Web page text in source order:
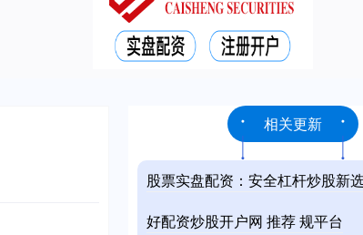
相关更新
股票实盘配资：安全杠杆炒股新
好配资炒股开户网 推荐 规平台